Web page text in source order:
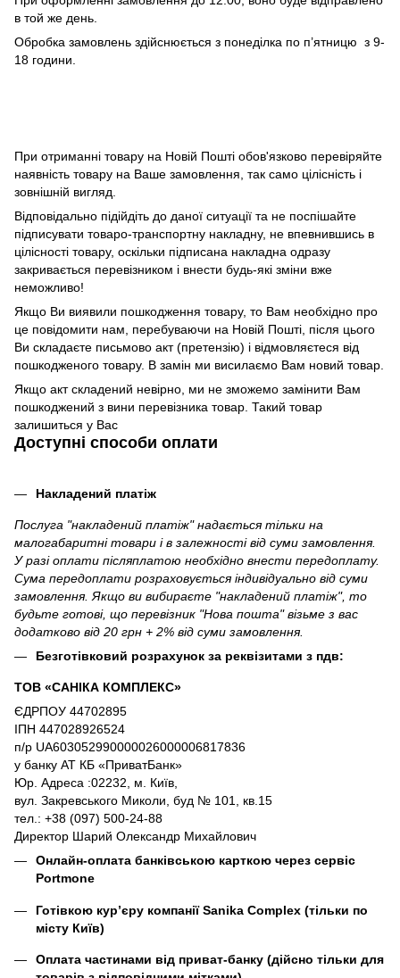
в той же день.
Обробка замовлень здійснюється з понеділка по п’ятницю з 9-
18 години.
При отриманні товару на Новій Пошті обов'язково перевіряйте
наявність товару на Ваше замовлення, так само цілісність і
зовнішній вигляд.
Відповідально підійдіть до даної ситуації та не поспішайте
підписувати товаро-транспортну накладну, не впевнившись в
цілісності товару, оскільки підписана накладна одразу
закривається перевізником і внести будь-які зміни вже
неможливо!
Якщо Ви виявили пошкодження товару, то Вам необхідно про
це повідомити нам, перебуваючи на Новій Пошті, після цього
Ви складаєте письмово акт (претензію) і відмовляєтеся від
пошкодженого товару. В замін ми висилаємо Вам новий товар.
Якщо акт складений невірно, ми не зможемо замінити Вам
пошкоджений з вини перевізника товар. Такий товар
залишиться у Вас
Доступні способи оплати
Накладений платіж
Послуга "накладений платіж" надається тільки на
малогабаритні товари і в залежності від суми замовлення.
У разі оплати післяплатою необхідно внести передоплату.
Сума передоплати розраховується індивідуально від суми
замовлення. Якщо ви вибираєте "накладений платіж", то
будьте готові, що перевізник "Нова пошта" візьме з вас
додатково від 20 грн + 2% від суми замовлення.
Безготівковий розрахунок за реквізитами з пдв:
ТОВ «САНІКА КОМПЛЕКС»
ЄДРПОУ 44702895
ІПН 447028926524
п/р UA603052990000026000006817836
у банку АТ КБ «ПриватБанк»
Юр. Адреса :02232, м. Київ,
вул. Закревського Миколи, буд № 101, кв.15
тел.: +38 (097) 500-24-88
Директор Шарий Олександр Михайлович
Онлайн-оплата банківською карткою через сервіс
Portmone
Готівкою кур’єру компаніїSanika Complex (тільки по
місту Київ)
Оплата частинами від приват-банку (дійсно тільки для